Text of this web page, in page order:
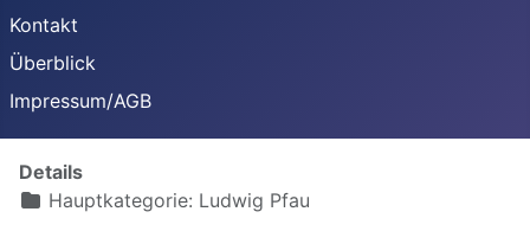
Kontakt
Überblick
Impressum/AGB
Details
Hauptkategorie: Ludwig Pfau